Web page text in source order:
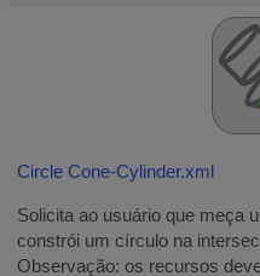
Circle Cone-Cylinder.xml
Solicita ao usuário que meça
constrói um círculo na
Observação: os recursos